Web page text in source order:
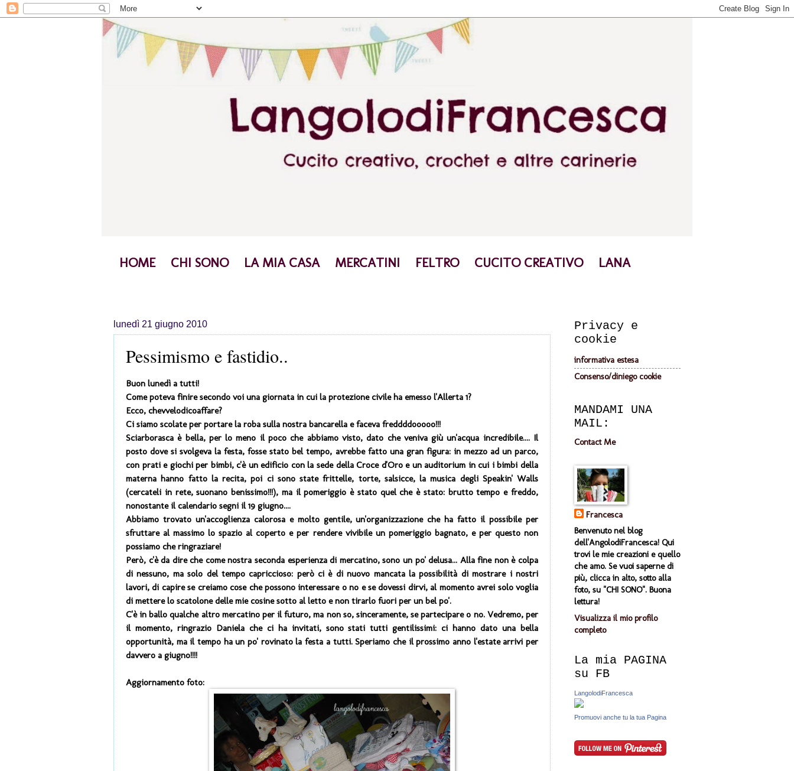
HOME CHI SONO LA MIA CASA MERCATINI FELTRO CUCITO CREATIVO LANA
lunedì 21 giugno 2010
Pessimismo e fastidio..
Buon lunedì a tutti!
Come poteva finire secondo voi una giornata in cui la protezione civile ha emesso l'Allerta 1?
Ecco, chevvelodicoaffare?
Ci siamo scolate per portare la roba sulla nostra bancarella e faceva freddddooooo!!!
Sciarborasca è bella, per lo meno il poco che abbiamo visto, dato che veniva giù un'acqua incredibile.... Il
posto dove si svolgeva la festa, fosse stato bel tempo, avrebbe fatto una gran figura: in mezzo ad un parco,
con prati e giochi per bimbi, c'è un edificio con la sede della Croce d'Oro e un auditorium in cui i bimbi della
materna hanno fatto la recita, poi ci sono state frittelle, torte, salsicce, la musica degli Speakin' Walls
(cercateli in rete, suonano benissimo!!!), ma il pomeriggio è stato quel che è stato: brutto tempo e freddo,
nonostante il calendario segni il 19 giugno....
Abbiamo trovato un'accoglienza calorosa e molto gentile, un'organizzazione che ha fatto il possibile per
sfruttare al massimo lo spazio al coperto e per rendere vivibile un pomeriggio bagnato, e per questo non
possiamo che ringraziare!
Però, c'è da dire che come nostra seconda esperienza di mercatino, sono un po' delusa... Alla fine non è colpa
di nessuno, ma solo del tempo capriccioso: però ci è di nuovo mancata la possibilità di mostrare i nostri
lavori, di capire se creiamo cose che possono interessare o no e se dovessi dirvi, al momento avrei solo voglia
di mettere lo scatolone delle mie cosine sotto al letto e non tirarlo fuori per un bel po'.
C'è in ballo qualche altro mercatino per il futuro, ma non so, sinceramente, se partecipare o no. Vedremo, per
il momento, ringrazio Daniela che ci ha invitati, sono stati tutti gentilissimi: ci hanno dato una bella
opportunità, ma il tempo ha un po' rovinato la festa a tutti. Speriamo che il prossimo anno l'estate arrivi per
davvero a giugno!!!!
Aggiornamento foto:
Privacy e
cookie
informativa estesa
Consenso/diniego cookie
MANDAMI UNA
MAIL:
Contact Me
Francesca
Benvenuto nel blog
dell'AngolodiFrancesca! Qui
trovi le mie creazioni e quello
che amo. Se vuoi saperne di
più, clicca in alto, sotto alla
foto, su "CHI SONO". Buona
lettura!
Visualizza il mio profilo
completo
La mia PAGINA
su FB
LangolodiFrancesca
Promuovi anche tu la tua Pagina